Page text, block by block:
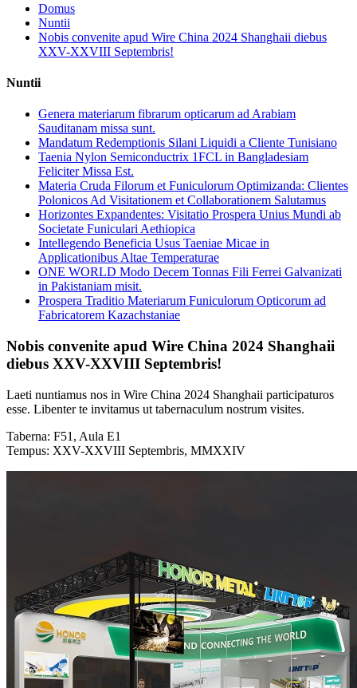
Domus
Nuntii
Nobis convenite apud Wire China 2024 Shanghaii diebus
XXV-XXVIII Septembris!
Nuntii
Genera materiarum fibrarum opticarum ad Arabiam
Sauditanam missa sunt.
Mandatum Redemptionis Silani Liquidi a Cliente Tunisiano
Taenia Nylon Semiconductrix 1FCL in Bangladesiam
Feliciter Missa Est.
Materia Cruda Filorum et Funiculorum Optimizanda: Clientes
Polonicos Ad Visitationem et Collaborationem Salutamus
Horizontes Expandentes: Visitatio Prospera Unius Mundi ab
Societate Funiculari Aethiopica
Intellegendo Beneficia Usus Taeniae Micae in
Applicationibus Altae Temperaturae
ONE WORLD Modo Decem Tonnas Fili Ferrei Galvanizati
in Pakistaniam misit.
Prospera Traditio Materiarum Funiculorum Opticorum ad
Fabricatorem Kazachstaniae
Nobis convenite apud Wire China 2024 Shanghaii
diebus XXV-XXVIII Septembris!
Laeti nuntiamus nos in Wire China 2024 Shanghaii participaturos
esse. Libenter te invitamus ut tabernaculum nostrum visites.
Taberna: F51, Aula E1
Tempus: XXV-XXVIII Septembris, MMXXIV